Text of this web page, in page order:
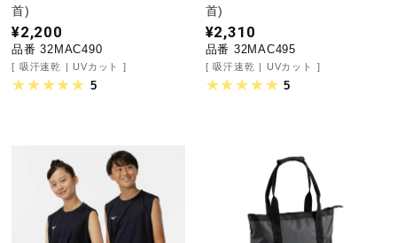
首)
¥2,200
品番 32MAC490
吸汗速乾 UVカット
5
首)
¥2,310
品番 32MAC495
吸汗速乾 UVカット
5